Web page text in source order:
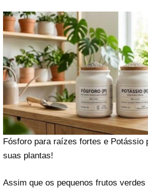
Fósforo para raízes fortes e Potássio
suas plantas!
Assim que os pequenos frutos